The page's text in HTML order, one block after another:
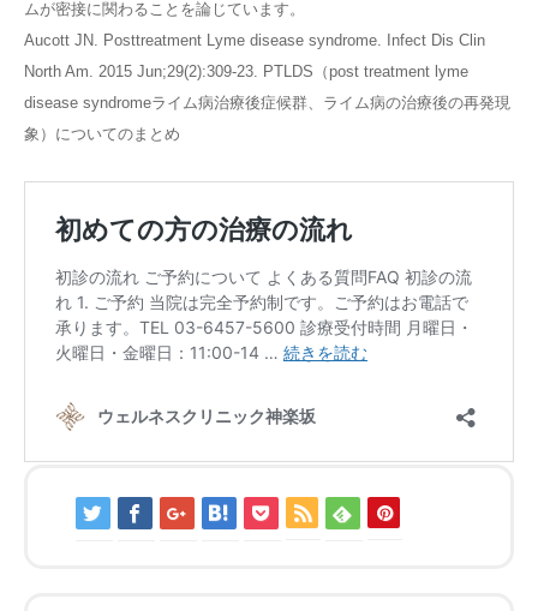
ムが密接に関わることを論じています。
Aucott JN. Posttreatment Lyme disease syndrome. Infect Dis Clin
North Am. 2015 Jun;29(2):309-23. PTLDS（post treatment lyme
disease syndromeライム病治療後症候群、ライム病の治療後の再発現
象）についてのまとめ